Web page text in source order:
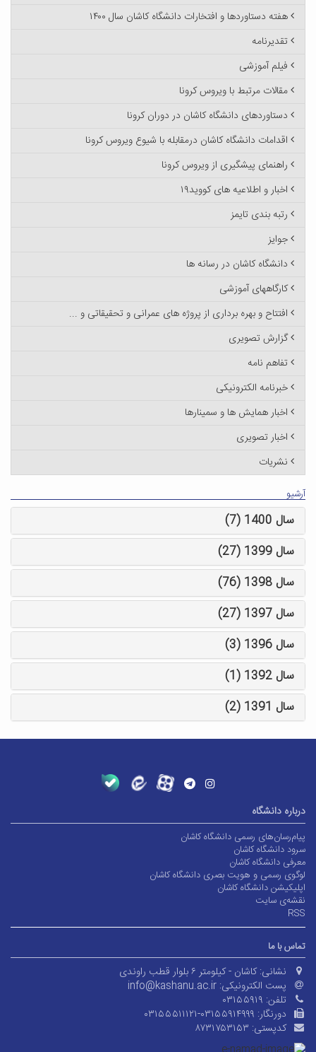
هفته دستاوردها و افتخارات دانشگاه کاشان سال ۱۴۰۰
تقدیرنامه
فیلم آموزشی
مقالات مرتبط با ویروس کرونا
دستاوردهای دانشگاه کاشان در دوران کرونا
اقدامات دانشگاه کاشان درمقابله با شیوع ویروس کرونا
راهنمای پیشگیری از ویروس کرونا
اخبار و اطلاعیه های کووید۱۹
رتبه بندی تایمز
جوایز
دانشگاه کاشان در رسانه ها
کارگاههای آموزشی
افتتاح و بهره برداری از پروژه های عمرانی و تحقیقاتی و ...
گزارش تصویری
تفاهم نامه
خبرنامه الکترونیکی
اخبار همایش ها و سمینارها
اخبار تصویری
نشریات
آرشیو
سال 1400 (7)
سال 1399 (27)
سال 1398 (76)
سال 1397 (27)
سال 1396 (3)
سال 1392 (1)
سال 1391 (2)
درباره دانشگاه
پیام‌رسان‌های رسمی دانشگاه کاشان
سرود دانشگاه کاشان
معرفی دانشگاه کاشان
لوگوی رسمی و هویت بصری دانشگاه کاشان
اپلیکیشن دانشگاه کاشان
نقشه‌ی سایت
RSS
تماس با ما
نشانی: کاشان - کیلومتر ۶ بلوار قطب راوندی
پست الکترونیکی: info@kashanu.ac.ir
تلفن: ۰۳۱۵۵۹۱۹
دورنگار: ۰۳۱۵۵۵۱۱۱۲۱-۰۳۱۵۵۹۱۴۹۹۹
کدپستی: ۸۷۳۱۷۵۳۱۵۳